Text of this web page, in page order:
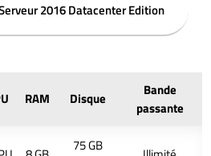
2016 Datacenter Edition
RAM Disque
Bande
passante
75 GB